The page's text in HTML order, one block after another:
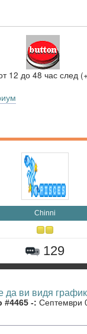
12 до 48 час след
Chinni
129
да ви видя
#4465 -: Септември